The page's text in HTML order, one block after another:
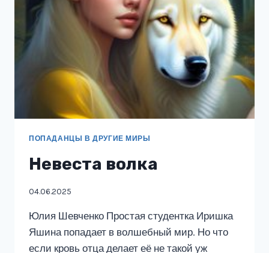
ПОПАДАНЦЫ В ДРУГИЕ МИРЫ
Невеста волка
04.06.2025
Юлия Шевченко Простая студентка Иришка
Яшина попадает в волшебный мир. Но что
если кровь отца делает её не такой уж